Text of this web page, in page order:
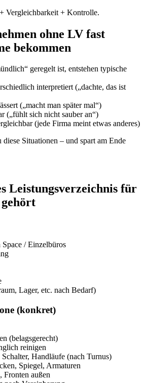
Vergleichbarkeit + Kontrolle.
ohne LV fast
bekommen
geregelt ist, entstehen typische
interpretiert („dachte, das ist
(„macht man später mal“)
(„fühlt sich nicht sauber an“)
(jede Firma meint etwas anderes)
Situationen – und spart am Ende
Leistungsverzeichnis für
Space / Einzelbüros
Lager, etc. nach Bedarf)
(konkret)
(belagsgerecht)
reinigen
Handläufe (nach Turnus)
Spiegel, Armaturen
Fronten außen